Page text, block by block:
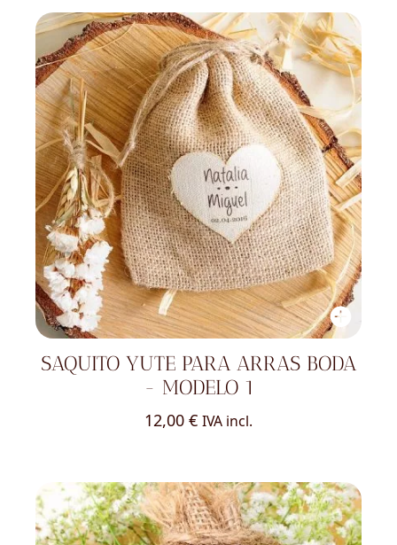
SAQUITO YUTE PARA ARRAS BODA
- MODELO 1
12,00 € IVA incl.